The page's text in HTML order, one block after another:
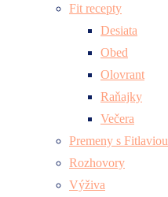
Fit recepty
Desiata
Obed
Olovrant
Raňajky
Večera
Premeny s Fitlaviou
Rozhovory
Výživa